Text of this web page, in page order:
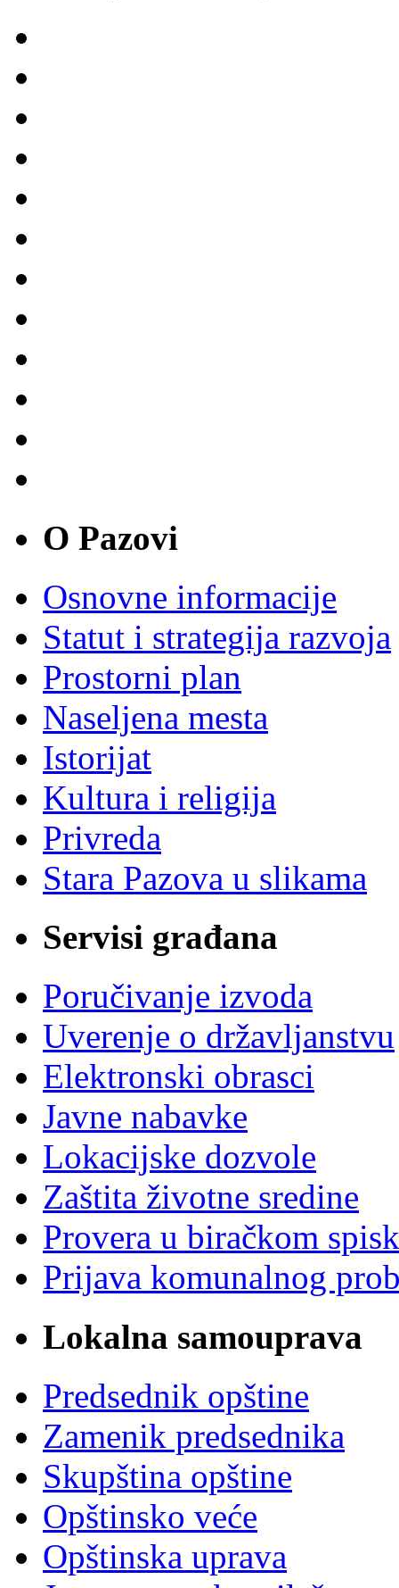
O Pazovi
Osnovne informacije
Statut i strategija razvoja
Prostorni plan
Naseljena mesta
Istorijat
Kultura i religija
Privreda
Stara Pazova u slikama
Servisi građana
Poručivanje izvoda
Uverenje o državljanstvu
Elektronski obrasci
Javne nabavke
Lokacijske dozvole
Zaštita životne sredine
Provera u biračkom
Prijava komunalnog
Lokalna samouprava
Predsednik opštine
Zamenik predsednika
Skupština opštine
Opštinsko veće
Opštinska uprava